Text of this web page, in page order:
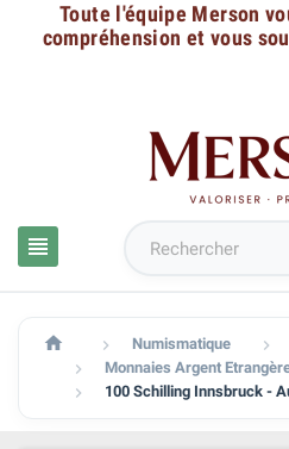
Toute l'équipe Merson
compréhension et vous

  Numismatique 
 Monnaies Argent
 100 Schilling Innsbruck -